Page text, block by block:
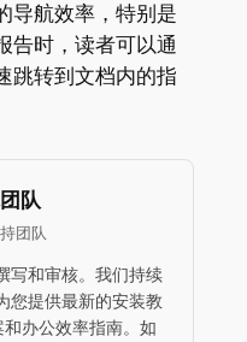
导航效率，特别是
告时，读者可以通
跳转到文档内的指
队
团队
写和审核。我们持续
您提供最新的安装教
办公效率指南。如